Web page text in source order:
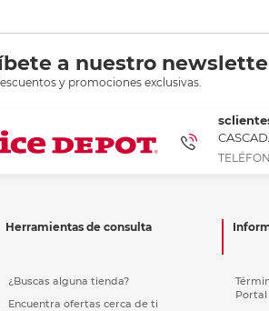
a nuestro
y promociones exclusivas.
Herramientas de consulta
¿Buscas alguna tienda?
Encuentra ofertas cerca de ti
Portal